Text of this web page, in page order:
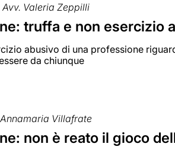
Avv. Valeria Zeppilli
truffa e non esercizio
abusivo di una professione
da chiunque
Annamaria Villafrate
non è reato il gioco